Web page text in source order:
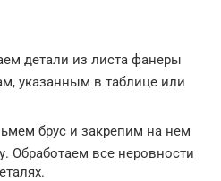
детали из листа фанеры
указанным в таблице или
брус и закрепим на нем
Обработаем все неровности